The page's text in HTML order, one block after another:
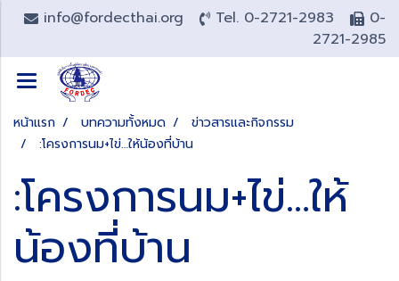
info@fordecthai.org Tel. 0-2721-2983
0-
2721-2985
หน้าแรก บทความทั้งหมด
ข่าวสารและกิจกรรม
:โครงการนม+ไข่…ให้น้องที่บ้าน
:โครงการนม+ไข่…ให้
น้องที่บ้าน